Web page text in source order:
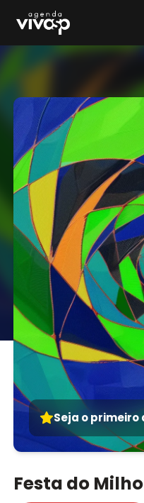
Seja o primeiro
Festa do